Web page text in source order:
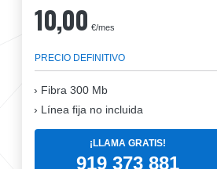
10,00 €/mes
PRECIO DEFINITIVO
Fibra 300 Mb
Línea fija no incluida
¡LLAMA GRATIS!
919 373 881